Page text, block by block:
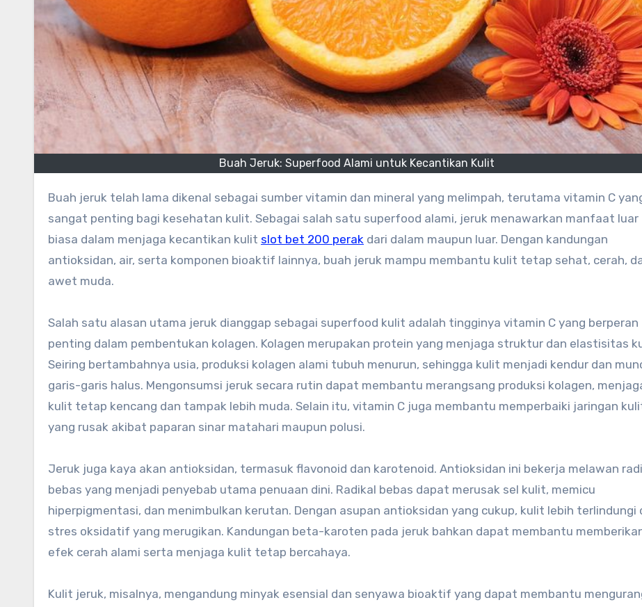
Buah Jeruk: Superfood Alami untuk Kecantikan Kulit
Buah jeruk telah lama dikenal sebagai sumber vitamin dan mineral yang melimpah, terutama vitamin C yang
sangat penting bagi kesehatan kulit. Sebagai salah satu superfood alami, jeruk menawarkan manfaat luar
biasa dalam menjaga kecantikan kulit slot bet 200 perak dari dalam maupun luar. Dengan kandungan
antioksidan, air, serta komponen bioaktif lainnya, buah jeruk mampu membantu kulit tetap sehat, cerah,
awet muda.
Salah satu alasan utama jeruk dianggap sebagai superfood kulit adalah tingginya vitamin C yang berperan
penting dalam pembentukan kolagen. Kolagen merupakan protein yang menjaga struktur dan elastisitas
Seiring bertambahnya usia, produksi kolagen alami tubuh menurun, sehingga kulit menjadi kendur dan
garis-garis halus. Mengonsumsi jeruk secara rutin dapat membantu merangsang produksi kolagen,
kulit tetap kencang dan tampak lebih muda. Selain itu, vitamin C juga membantu memperbaiki jaringan
yang rusak akibat paparan sinar matahari maupun polusi.
Jeruk juga kaya akan antioksidan, termasuk flavonoid dan karotenoid. Antioksidan ini bekerja melawan
bebas yang menjadi penyebab utama penuaan dini. Radikal bebas dapat merusak sel kulit, memicu
hiperpigmentasi, dan menimbulkan kerutan. Dengan asupan antioksidan yang cukup, kulit lebih terlindungi
stres oksidatif yang merugikan. Kandungan beta-karoten pada jeruk bahkan dapat membantu
efek cerah alami serta menjaga kulit tetap bercahaya.
Kulit jeruk, misalnya, mengandung minyak esensial dan senyawa bioaktif yang dapat membantu